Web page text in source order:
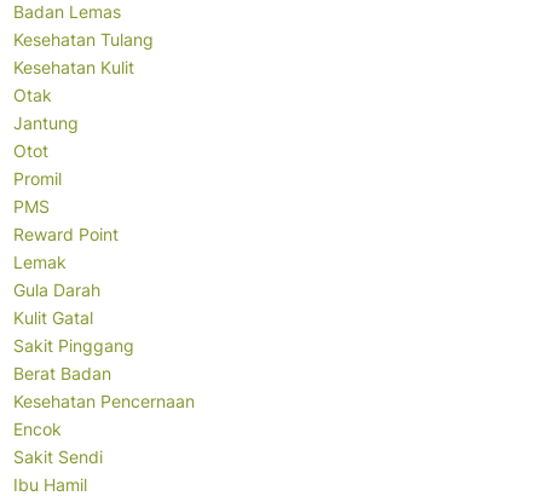
Badan Lemas
Kesehatan Tulang
Kesehatan Kulit
Otak
Jantung
Otot
Promil
PMS
Reward Point
Lemak
Gula Darah
Kulit Gatal
Sakit Pinggang
Berat Badan
Kesehatan Pencernaan
Encok
Sakit Sendi
Ibu Hamil